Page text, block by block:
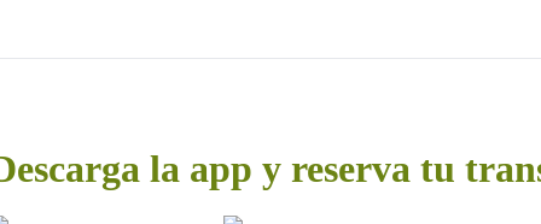
la app y reserva tu